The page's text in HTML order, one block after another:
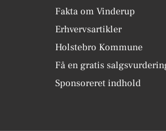
Fakta om Vinderup
Erhvervsartikler
Holstebro Kommune
Få en gratis
Sponsoreret indhold